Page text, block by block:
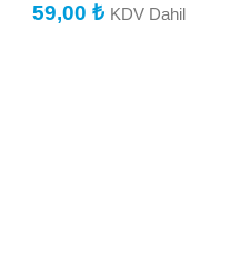
59,00 ₺ KDV Dahil